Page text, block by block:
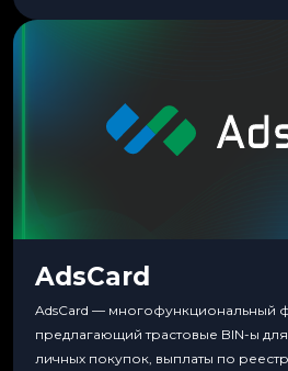
AdsCard
AdsCard — многофункциональный
предлагающий трастовые BIN-ы
личных покупок, выплаты по